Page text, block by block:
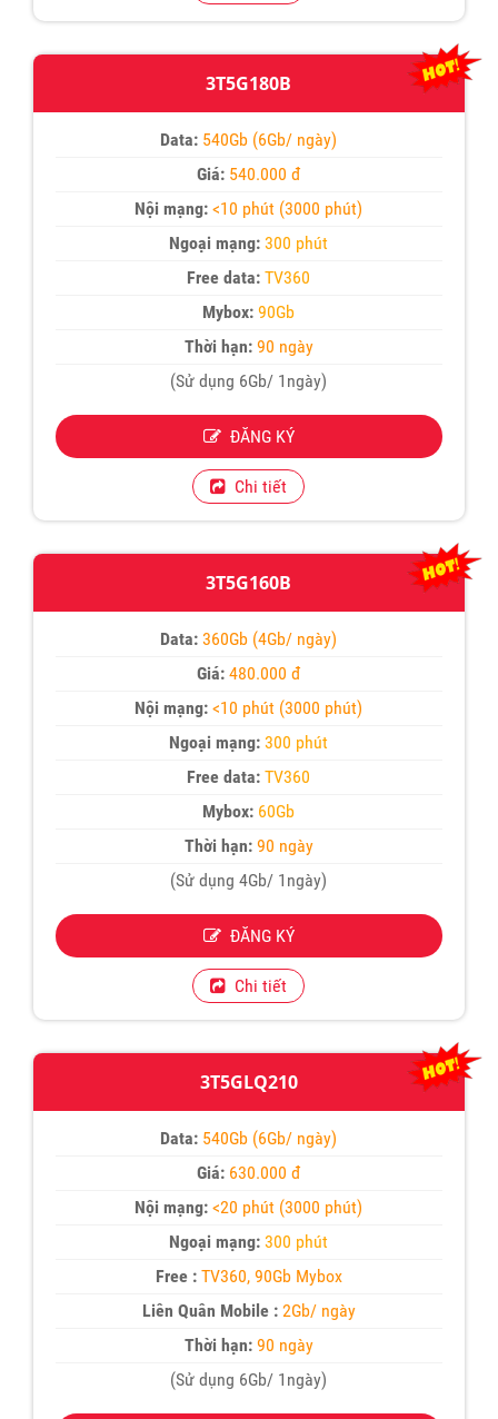
3T5G180B
Data: 540Gb (6Gb/ ngày)
Giá: 540.000 đ
Nội mạng: <10 phút (3000 phút)
Ngoại mạng: 300 phút
Free data: TV360
Mybox: 90Gb
Thời hạn:90 ngày
(Sử dụng 6Gb/ 1ngày)
ĐĂNG KÝ
Chi tiết
3T5G160B
Data: 360Gb (4Gb/ ngày)
Giá:480.000 đ
Nội mạng: <10 phút (3000 phút)
Ngoại mạng: 300 phút
Free data: TV360
Mybox: 60Gb
Thời hạn:90 ngày
(Sử dụng 4Gb/ 1ngày)
ĐĂNG KÝ
Chi tiết
3T5GLQ210
Data: 540Gb (6Gb/ ngày)
Giá: 630.000 đ
Nội mạng: <20 phút (3000 phút)
Ngoại mạng: 300 phút
Free : TV360, 90Gb Mybox
Liên Quân Mobile : 2Gb/ ngày
Thời hạn:90 ngày
(Sử dụng 6Gb/ 1ngày)